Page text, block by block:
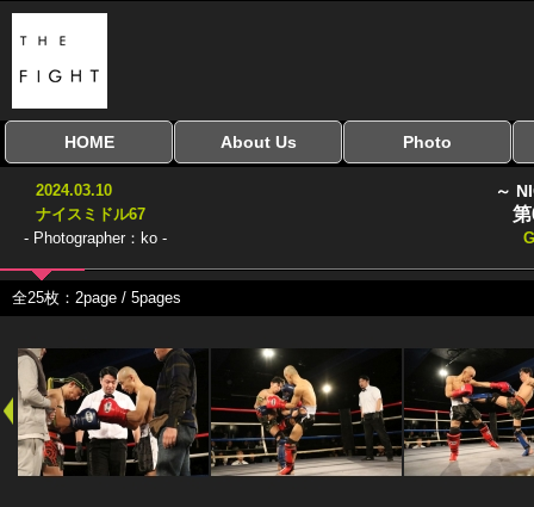
HOME
全興行を表示
ナイスミドル
アマチュアキック
協議会
全日本学生キック
建武館キッズ大会
Bigbang
おやじファイト
About Us Photo
2024.03.10
ナイスミドル67
- Photographer：ko -
～
全25枚：2page / 5pages